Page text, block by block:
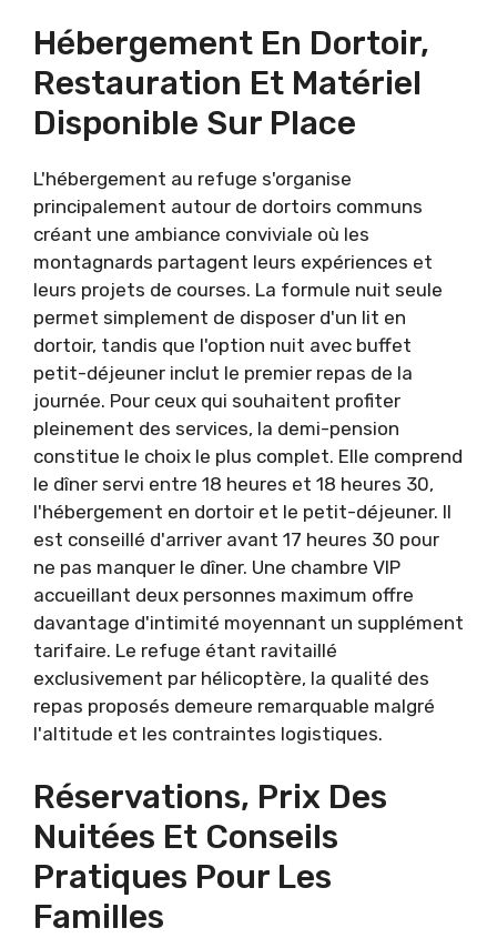
Hébergement En Dortoir,
Restauration Et Matériel
Disponible Sur Place
L'hébergement au refuge s'organise
principalement autour de dortoirs communs
créant une ambiance conviviale où les
montagnards partagent leurs expériences et
leurs projets de courses. La formule nuit seule
permet simplement de disposer d'un lit en
dortoir, tandis que l'option nuit avec buffet
petit-déjeuner inclut le premier repas de la
journée. Pour ceux qui souhaitent profiter
pleinement des services, la demi-pension
constitue le choix le plus complet. Elle comprend
le dîner servi entre 18 heures et 18 heures 30,
l'hébergement en dortoir et le petit-déjeuner. Il
est conseillé d'arriver avant 17 heures 30 pour
ne pas manquer le dîner. Une chambre VIP
accueillant deux personnes maximum offre
davantage d'intimité moyennant un supplément
tarifaire. Le refuge étant ravitaillé
exclusivement par hélicoptère, la qualité des
repas proposés demeure remarquable malgré
l'altitude et les contraintes logistiques.
Réservations, Prix Des
Nuitées Et Conseils
Pratiques Pour Les
Familles